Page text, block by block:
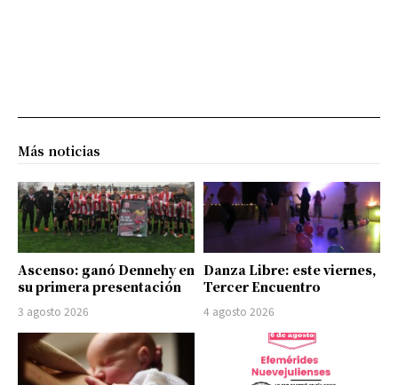
Más noticias
Ascenso: ganó Dennehy en
su primera presentación
3 agosto 2026
Danza Libre: este viernes,
Tercer Encuentro
4 agosto 2026